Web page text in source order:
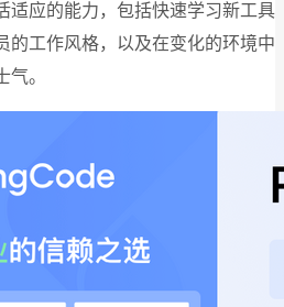
适应的能力，包括快速学习新工具
的工作风格，以及在变化的环境中
。